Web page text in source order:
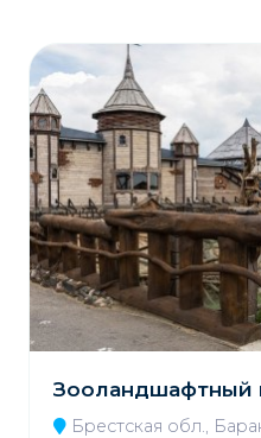
Зооландшафтный
Брестская обл.,